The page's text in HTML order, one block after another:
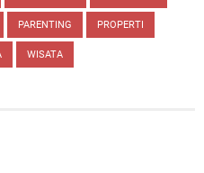
PARENTING PROPERTI
WISATA